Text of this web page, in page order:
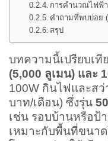
การคำนวณไฟฟ้
คำถามที่พบบ่อย
สรุป
บทความนี้เปรียบเที
(5,000 ลูเมน) และ
100W กินไฟและสว่
บาท/เดือน) ซึ่งรุ่น
เช่น รอบบ้านหรือป้
เหมาะกับพื้นที่ขนา